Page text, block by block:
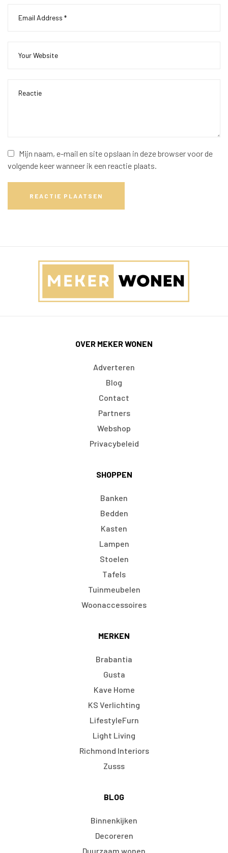
Mijn naam, e-mail en site opslaan in deze browser voor de
volgende keer wanneer ik een reactie plaats.
REACTIE PLAATSEN
OVER MEKER WONEN
Adverteren
Blog
Contact
Partners
Webshop
Privacybeleid
SHOPPEN
Banken
Bedden
Kasten
Lampen
Stoelen
Tafels
Tuinmeubelen
Woonaccessoires
MERKEN
Brabantia
Gusta
Kave Home
KS Verlichting
LifestyleFurn
Light Living
Richmond Interiors
Zusss
BLOG
Binnenkijken
Decoreren
Duurzaam wonen